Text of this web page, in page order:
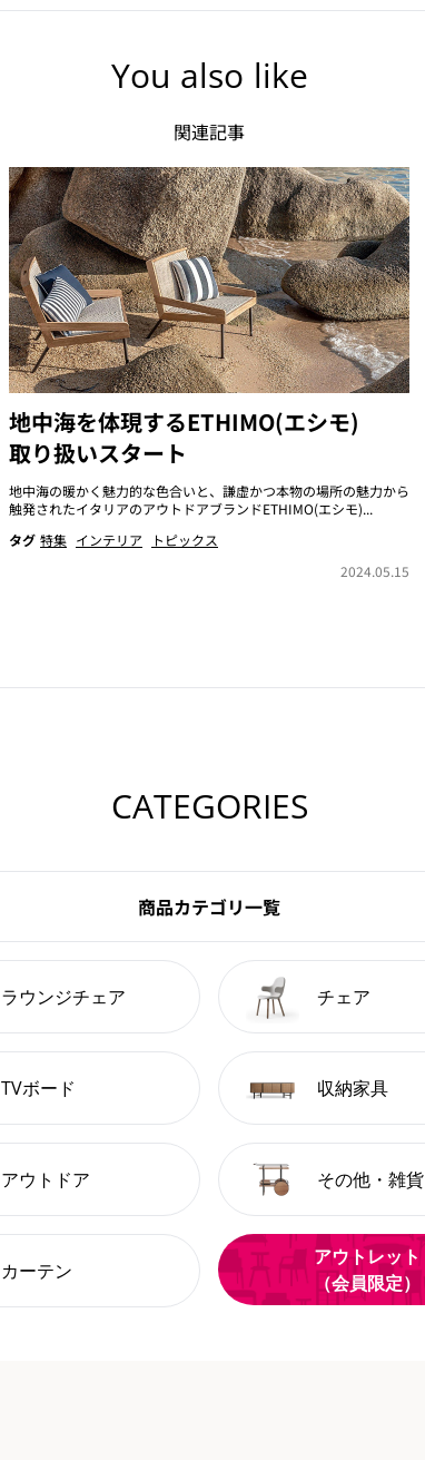
You also like
関連記事
地中海を体現するETHIMO(エシモ)
取り扱いスタート
地中海の暖かく魅力的な色合いと、謙虚かつ本物の場所の魅力から
触発されたイタリアのアウトドアブランドETHIMO(エシモ)...
タグ 特集 インテリア
トピックス
2024.05.15
CATEGORIES
商品カテゴリ一覧
ラウンジチェア チェア
TVボード 収納家具
アウトドア その他・雑貨
カーテン
アウトレット
（会員限定）